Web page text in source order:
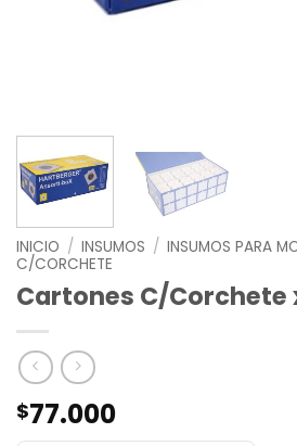
INICIO / INSUMOS / INSUMOS PARA
C/CORCHETE
Cartones C/Corchete
$77.000